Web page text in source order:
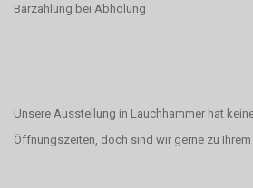
Barzahlung bei Abholung
Unsere Ausstellung in Lauchhammer hat
Öffnungszeiten, doch sind wir gerne zu Ihrem